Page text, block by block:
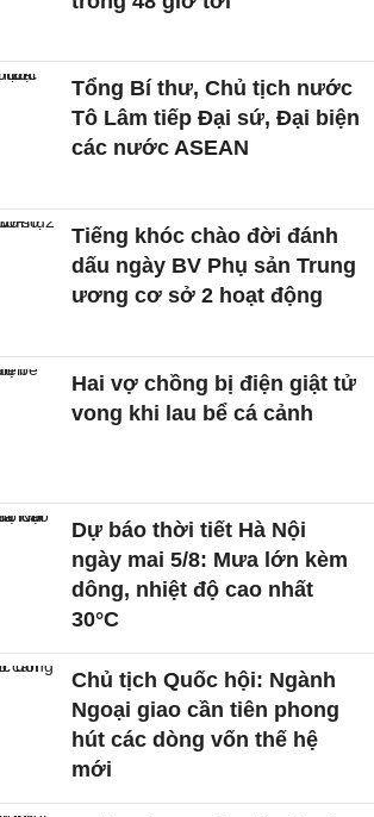
Tổng Bí thư, Chủ tịch nước
Tô Lâm tiếp Đại sứ, Đại biện
các nước ASEAN
Tiếng khóc chào đời đánh
dấu ngày BV Phụ sản Trung
ương cơ sở 2 hoạt động
Hai vợ chồng bị điện giật tử
vong khi lau bể cá cảnh
Dự báo thời tiết Hà Nội
ngày mai 5/8: Mưa lớn kèm
dông, nhiệt độ cao nhất
30°C
Chủ tịch Quốc hội: Ngành
Ngoại giao cần tiên phong
hút các dòng vốn thế hệ
mới